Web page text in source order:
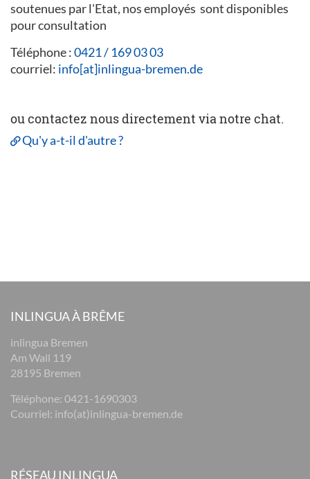
soutenues par l'Etat, nos employés sont disponibles
pour consultation
Téléphone :0421 / 169 03 03
courriel: info[at]inlingua-bremen.de
ou contactez nous directement via notre chat.
Qu'y a-t-il d'autre ?
INLINGUA À BRÊME
inlingua Bremen
Am Wall 119
28195 Bremen
Téléphone: 0421-1690303
Courriel: info(at)inlingua-bremen.de
RÉSEAU INLINGUA